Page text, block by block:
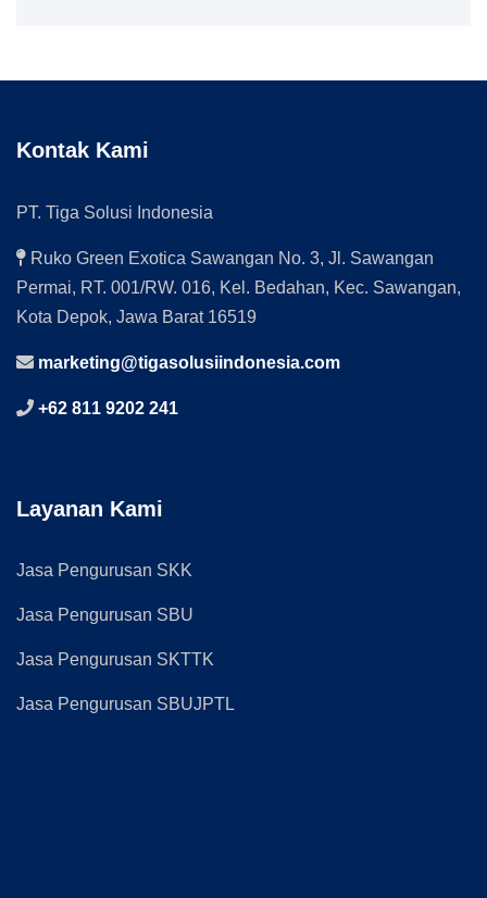
Kontak Kami
PT. Tiga Solusi Indonesia
Ruko Green Exotica Sawangan No. 3, Jl. Sawangan
Permai, RT. 001/RW. 016, Kel. Bedahan, Kec. Sawangan,
Kota Depok, Jawa Barat 16519
marketing@tigasolusiindonesia.com
+62 811 9202 241
Layanan Kami
Jasa Pengurusan SKK
Jasa Pengurusan SBU
Jasa Pengurusan SKTTK
Jasa Pengurusan SBUJPTL